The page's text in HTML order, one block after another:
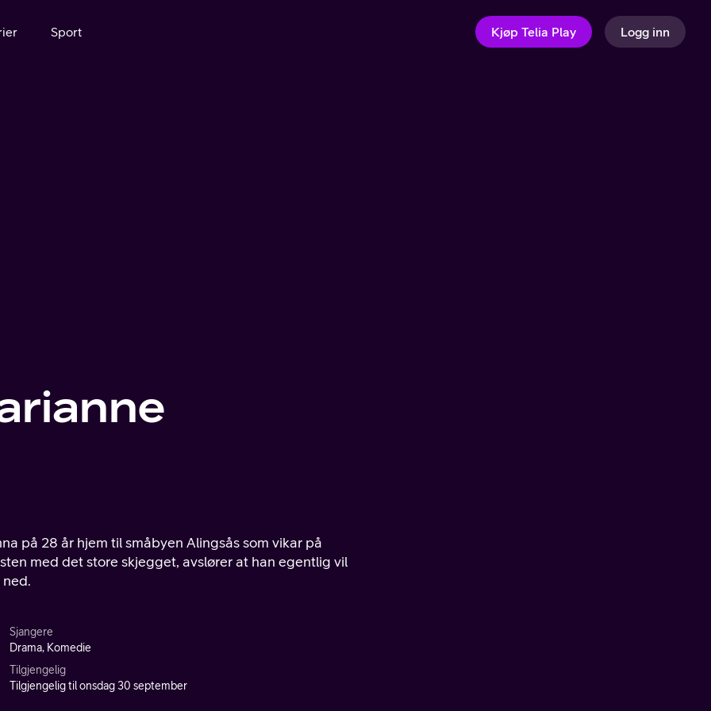
Sport Kjøp Telia Play Logg inn
på 28 år hjem til småbyen Alingsås som vikar på
med det store skjegget, avslører at han egentlig vil
Sjangere
Drama, Komedie
Tilgjengelig
Tilgjengelig til onsdag 30 september